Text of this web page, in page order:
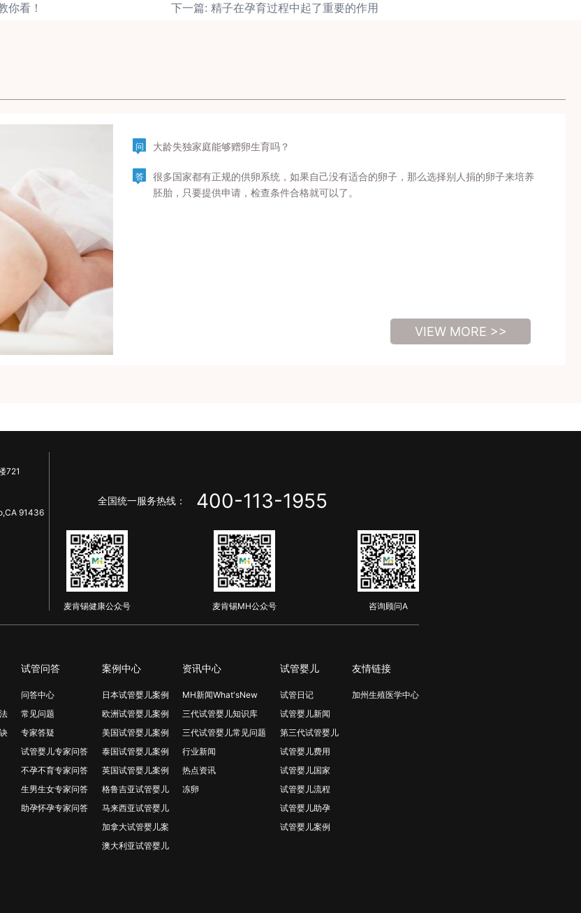
你看！ 下一篇: 精子在孕育过程中起了重要的作用
问 大龄失独家庭能够赠卵生育吗？
答
很多国家都有正规的供卵系统，如果自己没有适合的卵子，那么选择别人捐的卵子来培养
胚胎，只要提供申请，检查条件合格就可以了。
VIEW MORE >>
721
91436
全国统一服务热线： 400-113-1955
麦肯锡健康公众号 麦肯锡MH公众号 咨询顾问A
试管问答
问答中心
常见问题
专家答疑
试管婴儿专家问答
不孕不育专家问答
生男生女专家问答
助孕怀孕专家问答
案例中心
日本试管婴儿案例
欧洲试管婴儿案例
美国试管婴儿案例
泰国试管婴儿案例
英国试管婴儿案例
格鲁吉亚试管婴儿
马来西亚试管婴儿
加拿大试管婴儿案
澳大利亚试管婴儿
资讯中心
MH新闻What'sNew
三代试管婴儿知识库
三代试管婴儿常见问题
行业新闻
热点资讯
冻卵
试管婴儿
试管日记
试管婴儿新闻
第三代试管婴儿
试管婴儿费用
试管婴儿国家
试管婴儿流程
试管婴儿助孕
试管婴儿案例
友情链接
加州生殖医学中心